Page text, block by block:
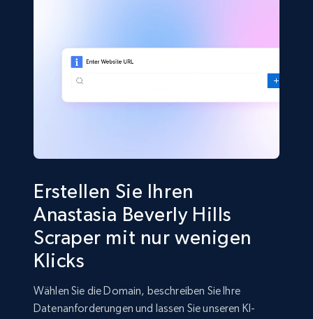
Erstellen Sie Ihren
Anastasia Beverly Hills
Scraper mit nur wenigen
Klicks
Wählen Sie die Domain, beschreiben Sie Ihre
Datenanforderungen und lassen Sie unseren KI-